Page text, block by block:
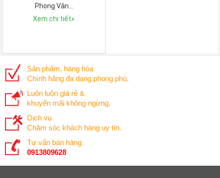
Phong Vân…
Xem chi tiết»
Sản phẩm, hàng hóa
Chính hãng đa dạng phong phú.
Luôn luôn giá rẻ &
khuyến mãi không ngừng.
Dịch vụ
Chăm sóc khách hàng uy tín.
Tư vấn bán hàng
0913809628